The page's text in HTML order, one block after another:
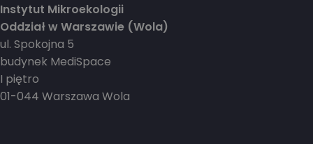
Instytut Mikroekologii
Oddział w Warszawie (Wola)
ul. Spokojna 5
budynek MediSpace
I piętro
01-044 Warszawa Wola